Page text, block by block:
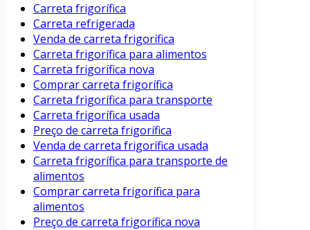
Carreta frigorífica
Carreta refrigerada
Venda de carreta frigorífica
Carreta frigorífica para alimentos
Carreta frigorífica nova
Comprar carreta frigorífica
Carreta frigorífica para transporte
Carreta frigorífica usada
Preço de carreta frigorífica
Venda de carreta frigorífica usada
Carreta frigorífica para transporte de
alimentos
Comprar carreta frigorífica para
alimentos
Preço de carreta frigorífica nova